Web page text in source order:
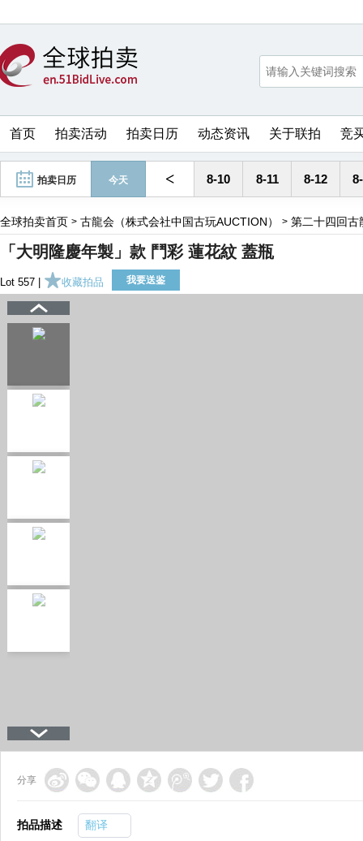
首页 拍卖活动 拍卖日历 动态资讯 关于联拍 竞
拍卖日历 今天 < 8-10 8-11 8-12
全球拍卖首页 > 古龍会（株式会社中国古玩AUCTION） > 第二十四回古
「大明隆慶年製」款 鬥彩 蓮花紋 蓋瓶
Lot 557 | 收藏拍品 我要送鉴
分享
拍品描述 翻译